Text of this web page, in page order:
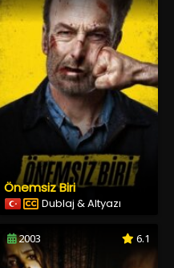
Önemsiz Biri
Dublaj & Altyazı
2003 6.1